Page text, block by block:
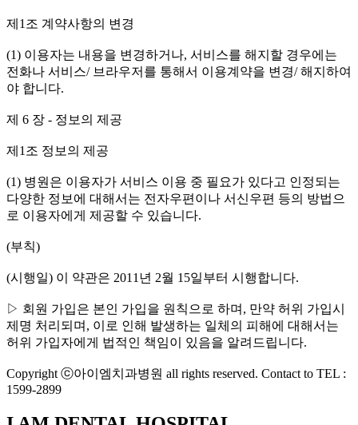
제1조 계약사항의 변경
(1) 이용자는 내용을 변경하거나, 서비스를 해지할 경우에는
전화나 서비스/ 브라우저를 통해서 이용계약을 변경/ 해지하여
야 합니다.
제 6 장 - 정보의 제공
제1조 정보의 제공
(1) 병원은 이용자가 서비스 이용 중 필요가 있다고 인정되는
다양한 정보에 대해서는 전자우편이나 서신우편 등의 방법으
로 이용자에게 제공할 수 있습니다.
(부칙)
(시행일) 이 약관은 2011년 2월 15일부터 시행합니다.
▷ 회원 가입은 본인 가입을 원칙으로 하며, 만약 허위 가입시
제명 처리되며, 이로 인해 발생하는 일체의 피해에 대해서는
허위 가입자에게 법적인 책임이 있음을 알려드립니다.
Copyright ⓒ아이엠치과병원 all rights reserved. Contact to TEL :
1599-2899